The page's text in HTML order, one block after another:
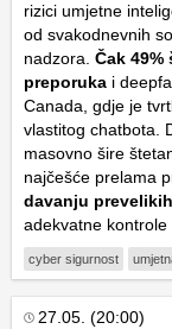
rizici umjetne
od svakodnevnih
nadzora. Čak
preporuka i
Canada , gdje je
vlastitog chatbota.
masovno šire
najčešće prelama
davanju
adekvatne kontrole
cyber sigurnost
27.05. (20:00)